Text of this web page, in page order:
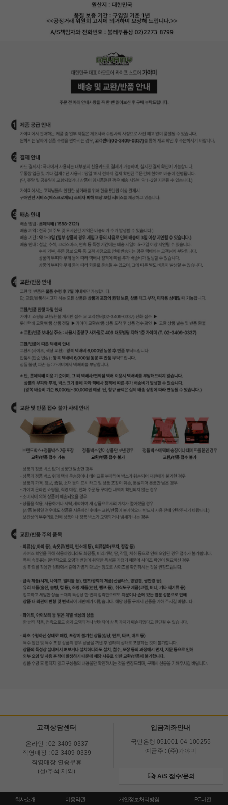
고객상담센터
온라인 : 02-3409-0337
직영매장 : 02-3409-0339
직영매장 연중무휴
(설/추석 제외)
입금계좌안내
국민은행 051001-04-100255
예금주 : (주)가야미
A/S 접수/문의
회사소개 이용약관 개인정보처리방침 PC버전